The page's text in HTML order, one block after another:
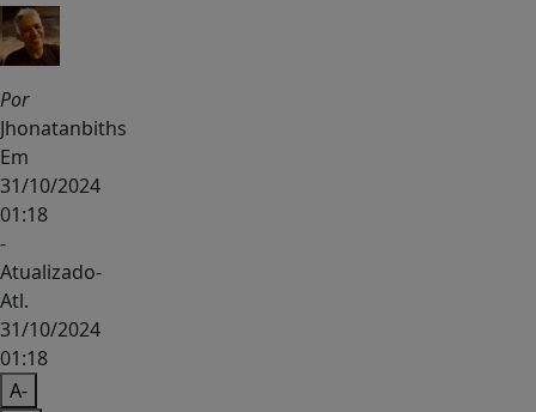
Por
Jhonatanbiths
Em
31/10/2024
01:18
-
Atualizado-
Atl.
31/10/2024
01:18
A-